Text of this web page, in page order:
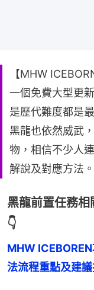
【MHW
一個免費大型更
是歷代難度都是
黑龍也依然威武
物，相信不少人
解說及對應方法。
黑龍前置任務相
👇
MHW
法流程重點及建